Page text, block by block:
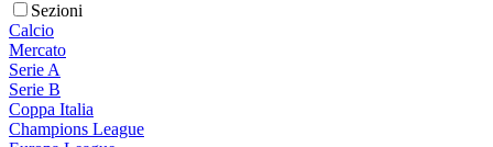
Sezioni
Calcio
Mercato
Serie A
Serie B
Coppa Italia
Champions League